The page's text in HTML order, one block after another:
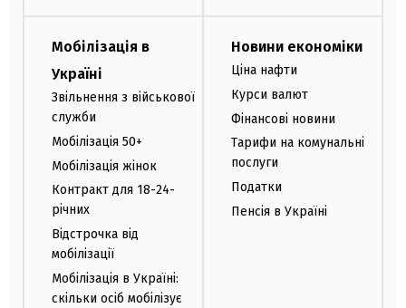
Мобілізація в
Україні
Звільнення з військової
служби
Мобілізація 50+
Мобілізація жінок
Контракт для 18-24-
річних
Відстрочка від
мобілізації
Мобілізація в Україні:
скільки осіб мобілізує
Новини економіки
Ціна нафти
Курси валют
Фінансові новини
Тарифи на комунальні
послуги
Податки
Пенсія в Україні